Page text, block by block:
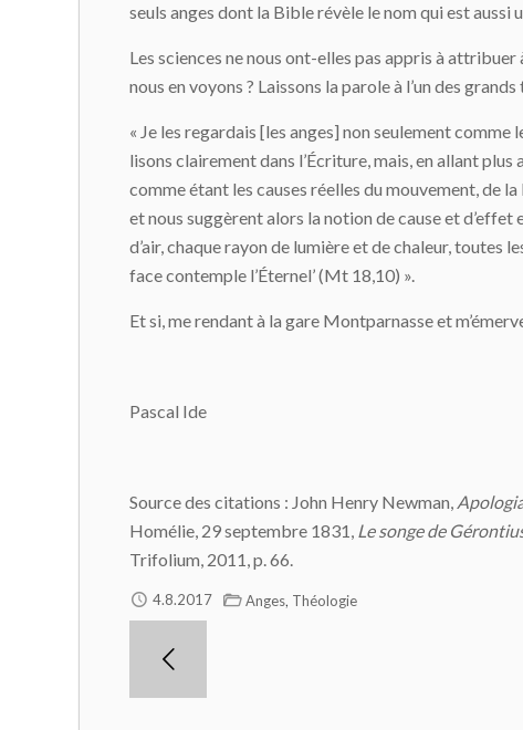
seuls anges dont la Bible révèle le nom qui est
Les sciences ne nous ont-elles pas appris à
nous en voyons ? Laissons la parole à l’un des
« Je les regardais [les anges] non seulement
lisons clairement dans l’Écriture, mais, en allant
comme étant les causes réelles du mouvement, de
et nous suggèrent alors la notion de cause et d’effet
d’air, chaque rayon de lumière et de chaleur, toutes
face contemple l’Éternel’ (Mt 18,10) ».
Et si, me rendant à la gare Montparnasse et
Pascal Ide
Source des citations : John Henry Newman,
Homélie, 29 septembre 1831, Le songe de
Trifolium, 2011, p. 66.
4.8.2017 Anges, Théologie